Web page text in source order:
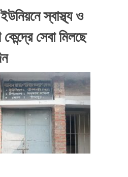
স্বাস্থ্য ও
সেবা মিলছে